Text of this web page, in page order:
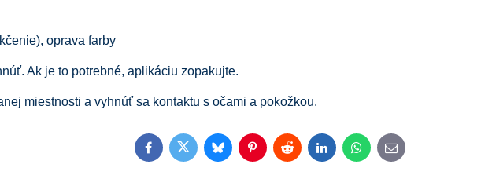
oprava farby
Ak je to potrebné, aplikáciu zopakujte.
miestnosti a vyhnúť sa kontaktu s očami a pokožkou.
FacebookTwitterBlueskyPinterestRedditLinkedInWhatsApp
E-
mail